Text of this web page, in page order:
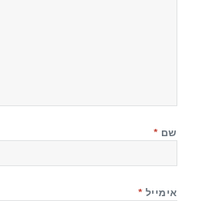
שם *
אימייל *